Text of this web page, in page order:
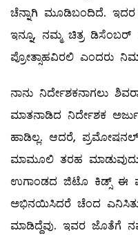
ಚೆನ್ನಾಗಿ ಮೂಡಿಬಂದಿದೆ. ಇದರ
ಇನ್ನೂ, ನಮ್ಮ ಚಿತ್ರ ಡಿಸೆಂಬರ್
ಪ್ರೋತ್ಸಾಹವಿರಲಿ ಎಂದರು
ನಾನು ನಿರ್ದೇಶಕನಾಗಲು
ಮಾತನಾಡಿದ ನಿರ್ದೇಶಕ
ಹಾಡಿಲ್ಲ. ಆದರೆ,
ಮಾಮೂಲಿ ತರಹ
ಉಗಾಂಡದ ಜಿಟೊ ಕಿಡ್ಸ್ ಈ
ಅಭಿನಯಿಸಿದರೆ ಚೆಂದ ಎನಿಸಿತು.
ಮಾಡಿದ್ದೆವು. ಇವರ ಜೊತೆಗೆ